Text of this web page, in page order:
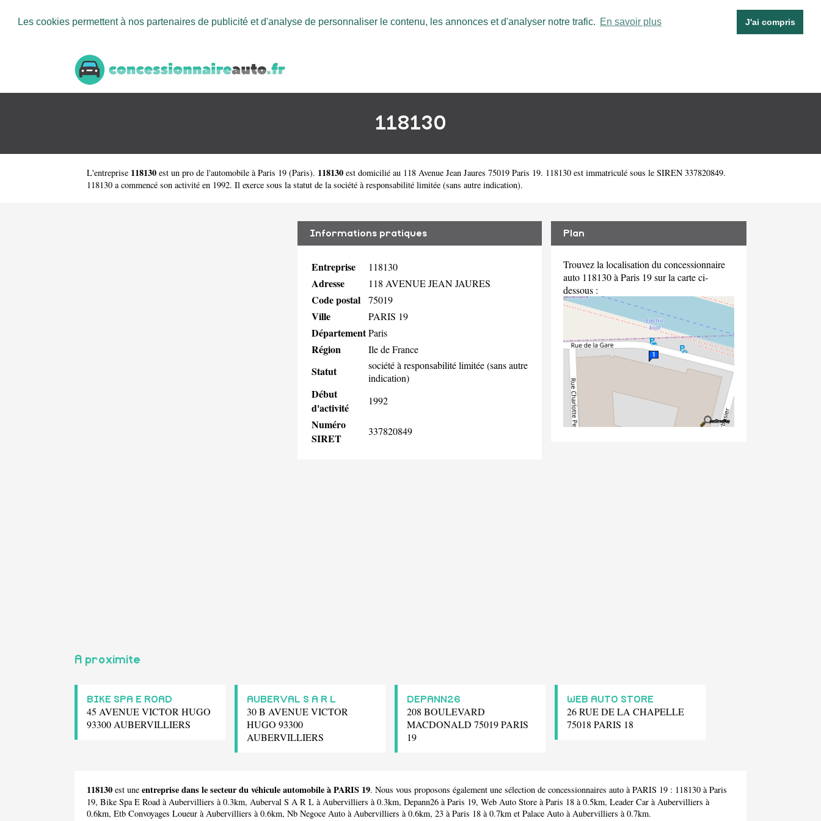
Les cookies permettent à nos partenaires de publicité et d'analyse de personnaliser le contenu, les annonces et d'analyser notre trafic. En savoir plus J'ai compris
118130
L'entreprise 118130 est un pro de l'automobile à Paris 19 (Paris). 118130 est domicilié au 118 Avenue Jean Jaures 75019 Paris 19. 118130 est immatriculé sous le SIREN 337820849.
118130 a commencé son activité en 1992. Il exerce sous la statut de la société à responsabilité limitée (sans autre indication).
Informations pratiques
Entreprise 118130
Adresse 118 AVENUE JEAN JAURES
Code postal 75019
Ville PARIS 19
DépartementParis
Région Ile de France
Statut
société à responsabilité limitée (sans autre
indication)
Début
d'activité
1992
Numéro
SIRET
337820849
Plan
Trouvez la localisation du concessionnaire
auto 118130 à Paris 19 sur la carte ci-
dessous :
A proximite
BIKE SPA E ROAD
45 AVENUE VICTOR HUGO
93300 AUBERVILLIERS
AUBERVAL S A R L
30 B AVENUE VICTOR
HUGO 93300
AUBERVILLIERS
DEPANN26
208 BOULEVARD
MACDONALD 75019 PARIS
19
WEB AUTO STORE
26 RUE DE LA CHAPELLE
75018 PARIS 18
118130 est une entreprise dans le secteur du véhicule automobile à PARIS 19. Nous vous proposons également une sélection de concessionnaires auto à PARIS 19 : 118130 à Paris
19, Bike Spa E Road à Aubervilliers à 0.3km, Auberval S A R L à Aubervilliers à 0.3km, Depann26 à Paris 19, Web Auto Store à Paris 18 à 0.5km, Leader Car à Aubervilliers à
0.6km, Etb Convoyages Loueur à Aubervilliers à 0.6km, Nb Negoce Auto à Aubervilliers à 0.6km, 23 à Paris 18 à 0.7km et Palace Auto à Aubervilliers à 0.7km.